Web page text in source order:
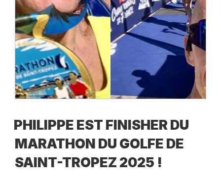
PHILIPPE EST FINISHER DU
MARATHON DU GOLFE DE
SAINT-TROPEZ 2025 !